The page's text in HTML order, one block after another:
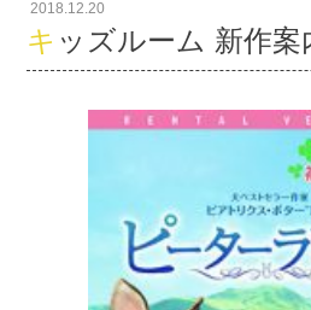
2018.12.20
キッズルーム 新作